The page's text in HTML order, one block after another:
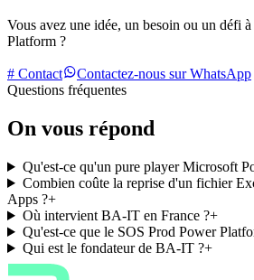
Vous avez une idée, un besoin ou un défi
Platform ?
# Contact
Contactez-nous sur WhatsApp
Questions fréquentes
On vous répond
Qu'est-ce qu'un pure player Microsoft
Combien coûte la reprise d'un fichier
Apps ?+
Où intervient BA-IT en France ?+
Qu'est-ce que le SOS Prod Power
Qui est le fondateur de BA-IT ?+